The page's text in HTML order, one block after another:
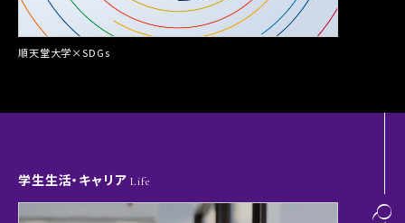
順天堂大学×SDGs
学生生活・キャリアLife